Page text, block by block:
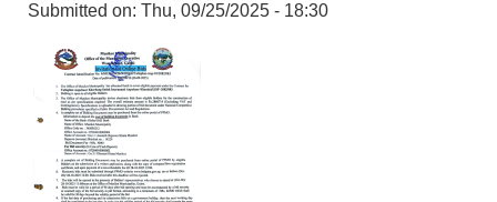
Submitted on: Thu, 09/25/2025 - 18:30